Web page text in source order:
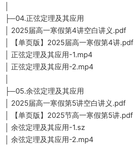
├─04.正弦定理及其应用
│ 2025届高一寒假第4讲空白讲义.pdf
│ 【单页版】2025届高一寒假第4讲.pdf
│ 正弦定理及其应用-1.mp4
│ 正弦定理及其应用-2.mp4
├─05.余弦定理及其应用
│ 2025届高一寒假第5讲空白讲义.pdf
│ 【单页版】2025节高一寒假第5讲.pdf
│ 余弦定理及其应用-1.sz
│ 余弦定理及其应用-2.mp4